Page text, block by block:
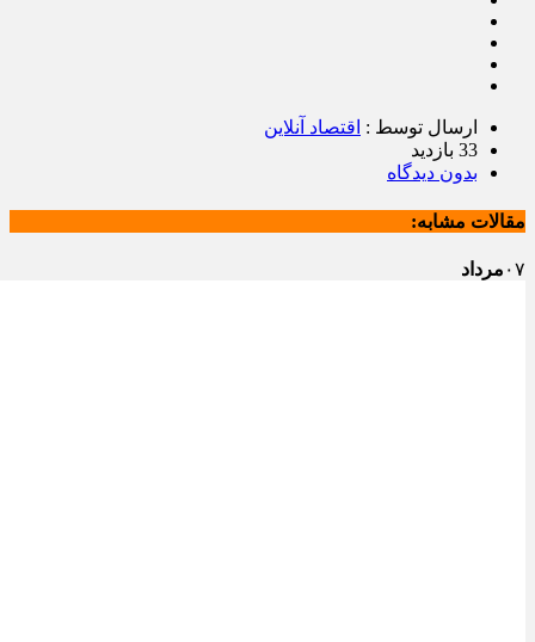
ارسال توسط : اقتصاد آنلاین
33 بازدید
بدون دیدگاه
مقالات مشابه:
۰۷ مرداد